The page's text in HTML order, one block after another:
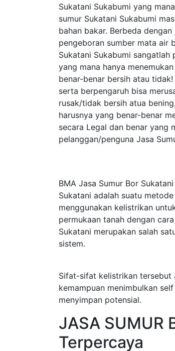
Sukatani Sukabumi yang
sumur Sukatani Sukabumi
bahan bakar. Berbeda
pengeboran sumber mata air
Sukatani Sukabumi
yang mana hanya
benar-benar bersih atau
serta berpengaruh bisa
rusak/tidak bersih atua
harusnya yang benar-benar
secara Legal dan benar yang
pelanggan/penguna Jasa
BMA Jasa Sumur Bor
Sukatani adalah suatu
menggunakan kelistrikan
permukaan tanah dengan
Sukatani merupakan salah
sistem.
Sifat-sifat kelistrikan tersebut
kemampuan menimbulkan
menyimpan potensial.
JASA SUMUR
Terpercaya